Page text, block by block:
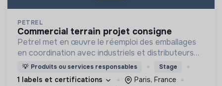
PETREL
commercial terrain projet consigne
Petrel met en œuvre le réemploi des emballages
en coordination avec industriels et distributeurs
dans une approche pragmatique et inter-opérable
pour en finir avec les emballages à usage unique.
💡 Produits ou services responsables Stage
1 labels et certifications
Paris, France